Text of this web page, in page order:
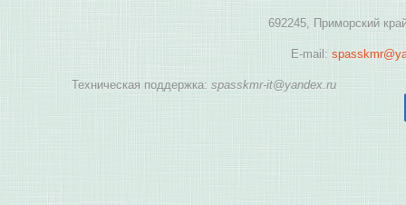
692245, Приморский
E-mail:
Техническая поддержка: spasskmr-it@yandex.ru